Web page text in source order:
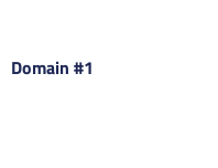
Domain #1